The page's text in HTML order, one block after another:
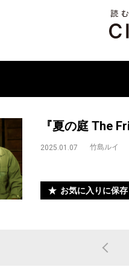
『夏の庭 The
2025.01.07 竹島ルイ
お気に入りに保存